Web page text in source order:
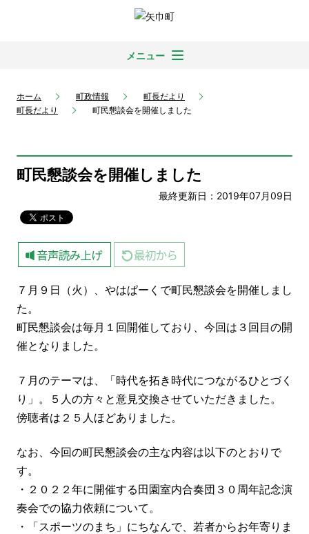
メニュー
ホーム 町政情報
町長だより
町長だより
町民懇談会を開催しました
町民懇談会を開催しました
最終更新日：2019年07月09日
７月９日（火）、やはぱーくで町民懇談会を開催しまし
た。
町民懇談会は毎月１回開催しており、今回は３回目の開
催となりました。
７月のテーマは、「時代を拓き時代につながるひとづく
り」。５人の方々と意見交換させていただきました。
傍聴者は２５人ほどありました。
なお、今回の町民懇談会の主な内容は以下のとおりで
す。
・２０２２年に開催する田園室内合奏団３０周年記念演
奏会での協力依頼について。
・「スポーツのまち」にちなんで、若者からお年寄りま